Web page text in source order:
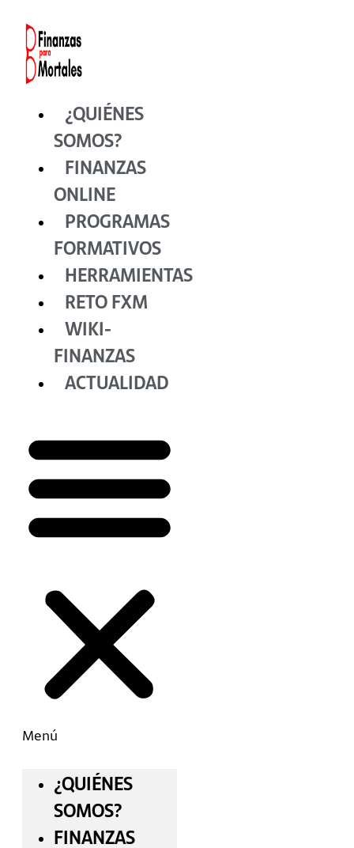
contenido
¿QUIÉNES
SOMOS?
FINANZAS
ONLINE
PROGRAMAS
FORMATIVOS
HERRAMIENTAS
RETO FXM
WIKI-
FINANZAS
ACTUALIDAD
Menú
¿QUIÉNES
SOMOS?
FINANZAS